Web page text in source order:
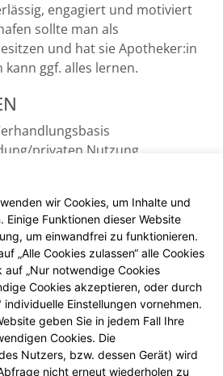
engagiert und motiviert
sollte man als
und hat sie Apotheker:in
kann ggf. alles lernen.
privaten Nutzung
mehr zum Tariflohn.
kann man reden.
senden Sie
Langenau oder gerne
Sie uns unter 07345 / 238 119-0.
zu unserer Apotheke
Webseite www.delphin.info.
wir Cookies, um Inhalte und
Funktionen dieser Website
um einwandfrei zu funktionieren.
„Alle Cookies zulassen“ alle Cookies
„Nur notwendige Cookies
Cookies akzeptieren, oder durch
Einstellungen vornehmen.
geben Sie in jedem Fall Ihre
Cookies. Die
Nutzers, bzw. dessen Gerät) wird
nicht erneut wiederholen zu